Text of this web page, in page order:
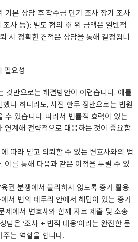
기본 상담 후 착수금 단기 조사 장기 조사
조사 등): 별도 협의 ※ 위 금액은 일반적
시 정확한 견적은 상담을 통해 결정됩니
필요성
것만으로는 해결방안이 어렵습니다. 예를
다 하더라도, 사진 한두 장만으로는 법원
수 있습니다. 따라서 법률적 효력이 있는
연계해 전략적으로 대응하는 것이 중요합
따라 믿고 의뢰할 수 있는 변호사와의 법
이를 통해 다음과 같은 이점을 누릴 수 있
권 분쟁에서 불리하지 않도록 증거 활용
서 법의 테두리 안에서 해답이 있는 증거
제에서 변호사와 함께 자료 제출 및 소송
담은 ‘조사 + 법적 대응’이라는 완전한 문
주는 역할을 합니다.